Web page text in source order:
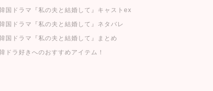
国ドラマ『私の夫と結婚して』キャストex
国ドラマ『私の夫と結婚して』ネタバレ
国ドラマ『私の夫と結婚して』まとめ
ドラ好きへのおすすめアイテム！